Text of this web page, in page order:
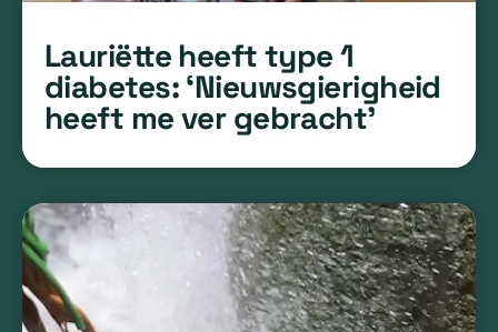
Lauriëtte heeft type 1
diabetes: ‘Nieuwsgierigheid
heeft me ver gebracht’